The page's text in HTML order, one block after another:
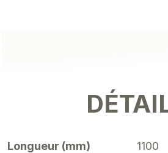
Longueur (mm)
1100